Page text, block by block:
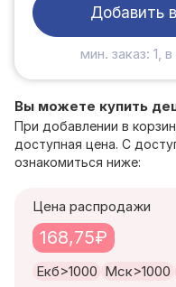
Добавить
мин. заказ: 1,
Вы можете купить
При добавлении в
доступная цена. С
ознакомиться ниже:
Цена распродажи
Екб>1000 Мск>1000
168,75₽